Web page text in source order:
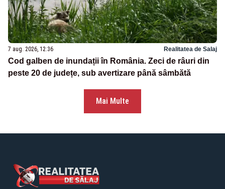
7 aug. 2026, 12:36 Realitatea de Salaj
Cod galben de inundații în România. Zeci de râuri din
peste 20 de județe, sub avertizare până sâmbătă
Mai Multe